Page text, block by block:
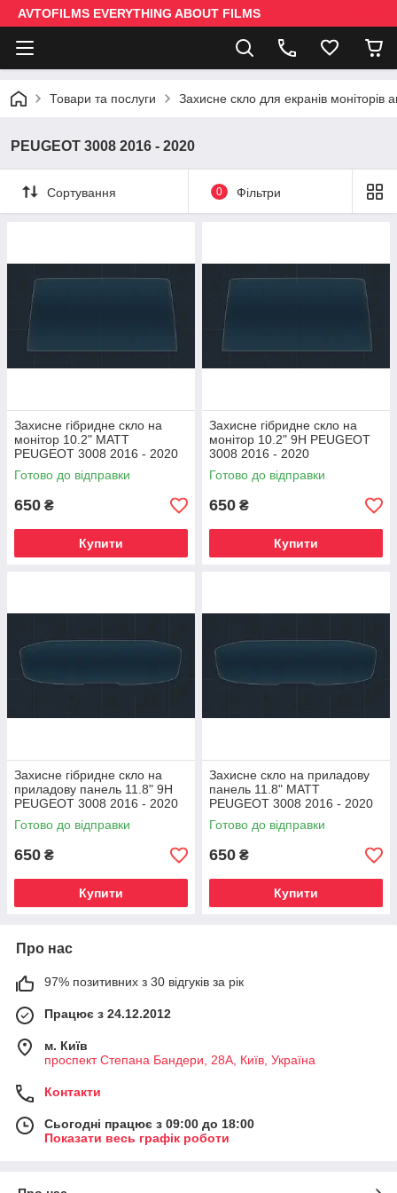
AVTOFILMS EVERYTHING ABOUT FILMS
Товари та послуги Захисне скло для екранів моніторів
PEUGEOT 3008 2016 - 2020
Сортування 0 Фільтри
Захисне гібридне скло на
монітор 10.2" MATT
PEUGEOT 3008 2016 - 2020
Готово до відправки
650 ₴
Купити
Захисне гібридне скло на
монітор 10.2" 9H PEUGEOT
3008 2016 - 2020
Готово до відправки
650 ₴
Купити
Захисне гібридне скло на
приладову панель 11.8" 9H
PEUGEOT 3008 2016 - 2020
Готово до відправки
650 ₴
Купити
Захисне скло на приладову
панель 11.8" MATT
PEUGEOT 3008 2016 - 2020
Готово до відправки
650 ₴
Купити
Про нас
97% позитивних з 30 відгуків за рік
Працює з 24.12.2012
м. Київ
проспект Степана Бандери, 28А, Київ, Україна
Контакти
Сьогодні працює з 09:00 до 18:00
Показати весь графік роботи